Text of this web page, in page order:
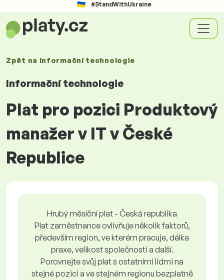
#StandWithUkraine
Zpět na Informační technologie
Informační technologie
Plat pro pozici Produktový
manažer v IT v České
Republice
Hrubý měsíční plat - Česká republika
Plat zaměstnance ovlivňuje několik faktorů,
především region, ve kterém pracuje, délka
praxe, velikost společnosti a další.
Porovnejte svůj plat s ostatními lidmi na
stejné pozici a ve stejném regionu bezplatně